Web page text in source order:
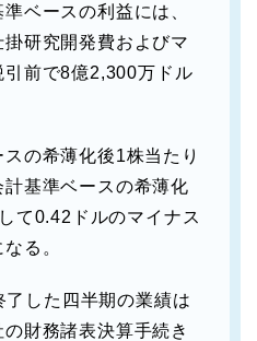
ベースの利益には、
研究開発費およびマ
前で8億2,300万ドル
スの希薄化後1株当たり
基準ベースの希薄化
て0.42ドルのマイナス
る。
了した四半期の業績は
財務諸表決算手続き